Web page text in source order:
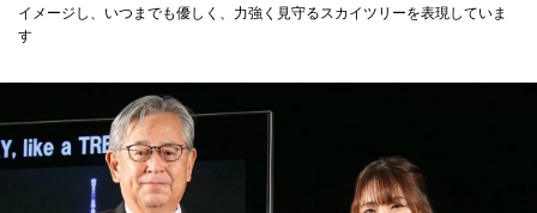
イメージし、いつまでも優しく、力強く見守るスカイツリーを表現していま
す